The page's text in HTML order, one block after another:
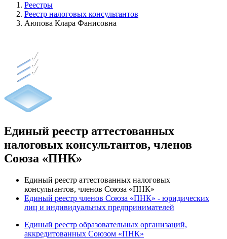
Реестры
Реестр налоговых консультантов
Аюпова Клара Фанисовна
Единый реестр аттестованных
налоговых консультантов, членов
Союза «ПНК»
Единый реестр аттестованных налоговых
консультантов, членов Союза «ПНК»
Единый реестр членов Союза «ПНК» - юридических
лиц и индивидуальных предпринимателей
Единый реестр образовательных организаций,
аккредитованных Союзом «ПНК»